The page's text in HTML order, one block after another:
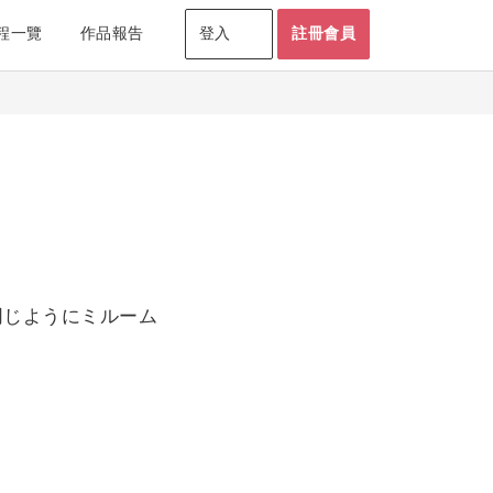
一覽 作品報告 登入 註冊會員
ようにミルーム